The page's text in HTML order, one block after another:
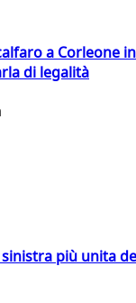
a Corleone
di legalità
sinistra più unita